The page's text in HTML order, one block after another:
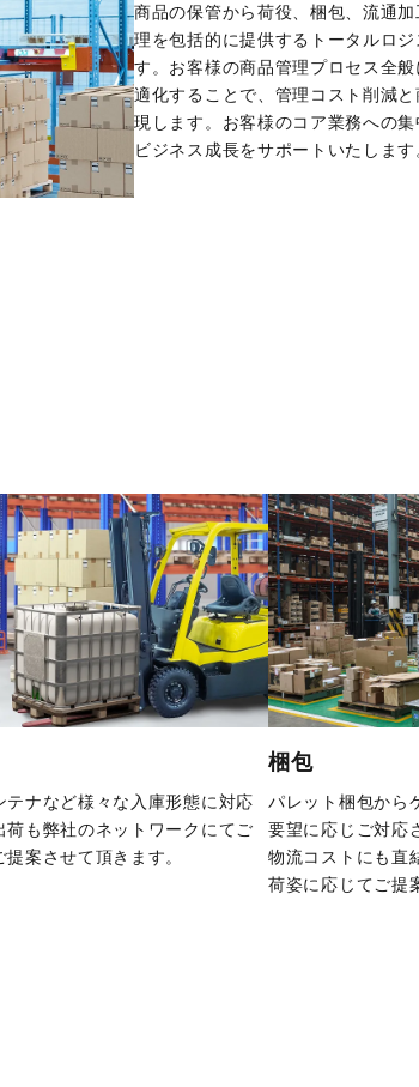
商品の保管から荷役、梱包、流通
理を包括的に提供するトータルロ
す。お客様の商品管理プロセス全
適化することで、管理コスト削減
現します。お客様のコア業務への
ビジネス成長をサポートいたします
テナなど様々な入庫形態に対応
荷も弊社のネットワークにてご
案させて頂きます。
梱包
パレット梱包から
要望に応じご対応
物流コストにも直
荷姿に応じてご提